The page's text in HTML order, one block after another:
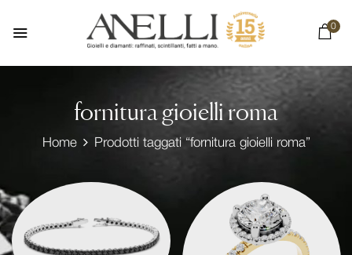
0
fornitura gioielli roma
Home Prodotti taggati “fornitura gioielli roma”